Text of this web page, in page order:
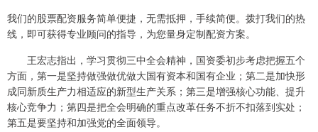
我们的股票配资服务简单便捷，无需抵押，手续简便。拨打我们的热
线，即可获得专业顾问的指导，为您量身定制配资方案。
王宏志指出，学习贯彻三中全会精神，国资委初步考虑把握五个
方面，第一是坚持做强做优做大国有资本和国有企业；第二是加快形
成同新质生产力相适应的新型生产关系；第三是增强核心功能、提升
核心竞争力；第四是把全会明确的重点改革任务不折不扣落到实处；
第五是要坚持和加强党的全面领导。